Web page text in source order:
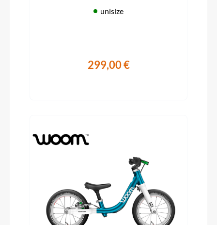
unisize
299,00 €